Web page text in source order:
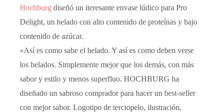
Hochburg diseñó un iteresante envase lúdico para Pro
Delight, un helado con alto contenido de proteínas y bajo
contenido de azúcar.
«Así es como sabe el helado. Y así es como deben verse
los helados. Simplemente mejor que los demás, con más
sabor y estilo y menos superfluo. HOCHBURG ha
diseñado un sabroso comprador para hacer un best-seller
con mejor sabor. Logotipo de terciopelo, ilustración,